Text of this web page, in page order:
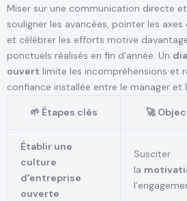
Miser sur une communication directe
souligner les avancées, pointer les axes
et célébrer les efforts motive
ponctuels réalisés en fin d’année. Un
ouvert limite les incompréhensions et
confiance installée entre le manager et
🌱 Étapes clés 🚀
Établir une
culture
d’entreprise
ouverte
Susciter
la